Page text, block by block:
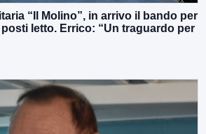
“Il Molino”, in arrivo il bando per
posti letto. Errico: “Un traguardo per